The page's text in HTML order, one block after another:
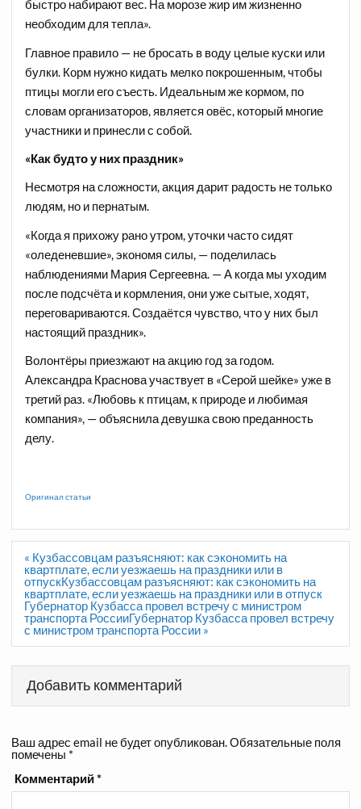
быстро набирают вес. На морозе жир им жизненно
необходим для тепла».
Главное правило — не бросать в воду целые куски или
булки. Корм нужно кидать мелко покрошенным, чтобы
птицы могли его съесть. Идеальным же кормом, по
словам организаторов, является овёс, который многие
участники и принесли с собой.
«Как будто у них праздник»
Несмотря на сложности, акция дарит радость не только
людям, но и пернатым.
«Когда я прихожу рано утром, уточки часто сидят
«оледеневшие», экономя силы, — поделилась
наблюдениями Мария Сергеевна. — А когда мы уходим
после подсчёта и кормления, они уже сытые, ходят,
переговариваются. Создаётся чувство, что у них был
настоящий праздник».
Волонтёры приезжают на акцию год за годом.
Александра Краснова участвует в «Серой шейке» уже в
третий раз. «Любовь к птицам, к природе и любимая
компания», — объяснила девушка свою преданность
делу.
Оригинал статьи
Навигация
по
записям
« Кузбассовцам разъясняют: как сэкономить на
квартплате, если уезжаешь на праздники или в
отпускКузбассовцам разъясняют: как сэкономить на
квартплате, если уезжаешь на праздники или в отпуск
Губернатор Кузбасса провел встречу с министром
транспорта РоссииГубернатор Кузбасса провел встречу
с министром транспорта России »
Добавить комментарий
Ваш адрес email не будет опубликован.Обязательные поля
помечены *
Комментарий*